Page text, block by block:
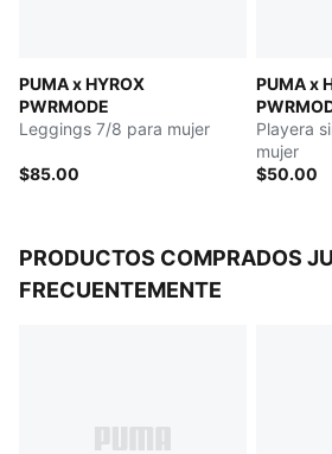
Cuello con cremallera
Manga larga
Largo: regular
PUMA x HYROX
PWRMODE
Leggings 7/8 para mujer
$85.00
PUMA x
Playera
mujer
$50.00
PRODUCTOS COMPRADOS
FRECUENTEMENTE